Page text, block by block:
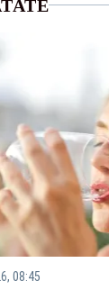
08:45